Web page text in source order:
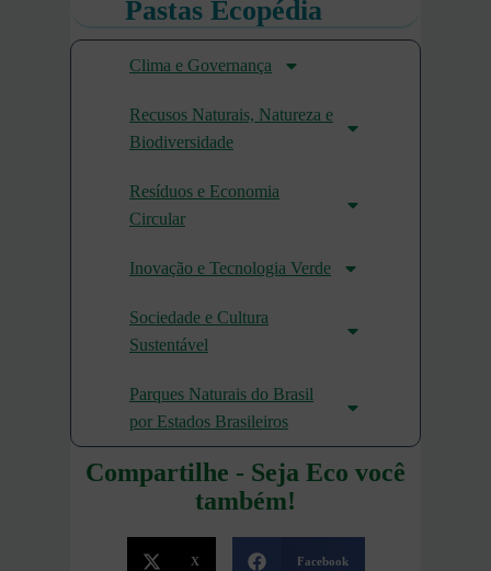
Pastas Ecopédia
Clima e Governança
Recusos Naturais, Natureza e
Biodiversidade
Resíduos e Economia
Circular
Inovação e Tecnologia Verde
Sociedade e Cultura
Sustentável
Parques Naturais do Brasil
por Estados Brasileiros
Compartilhe - Seja Eco você
também!
X Facebook